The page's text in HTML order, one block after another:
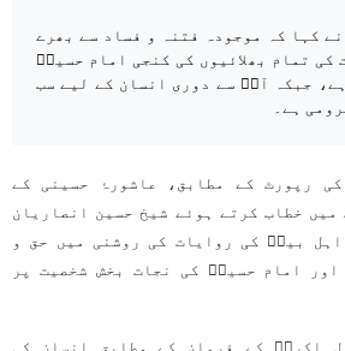
کہا کہ موجودہ فتنہ و فساد سے بھرے
کی تمام بھلائیوں کی کنجی امام حسینؑ
جبکہ آپؑ سے دوری انسان کے لیے سب
ہے۔
کی رپورٹ کے مطابق، عاشورۂ حسینی کے
میں خطاب کرتے ہوئے شیخ حسین انصاریان
بیتؑ کی روایات کی روشنی میں حق و
اور امام حسینؑ کی نجات بخش شخصیت پر
اکرمؐ کے فرمان کے مطابق انسان کی